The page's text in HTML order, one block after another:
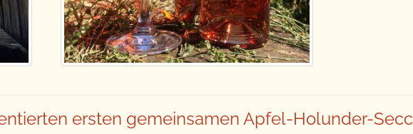
ersten gemeinsamen Apfel-Holunder-